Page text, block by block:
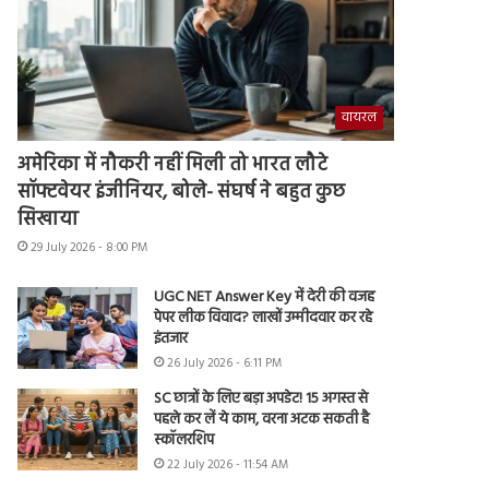
वायरल
अमेरिका में नौकरी नहीं मिली तो भारत लौटे
सॉफ्टवेयर इंजीनियर, बोले- संघर्ष ने बहुत कुछ
सिखाया
29 July 2026 - 8:00 PM
UGC NET Answer Key में देरी की वजह
पेपर लीक विवाद? लाखों उम्मीदवार कर रहे
इंतजार
26 July 2026 - 6:11 PM
SC छात्रों के लिए बड़ा अपडेट! 15 अगस्त से
पहले कर लें ये काम, वरना अटक सकती है
स्कॉलरशिप
22 July 2026 - 11:54 AM